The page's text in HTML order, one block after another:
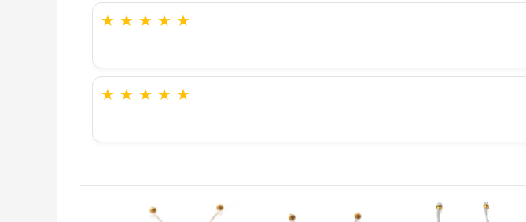
★ ★ ★ ★ ★
★ ★ ★ ★ ★